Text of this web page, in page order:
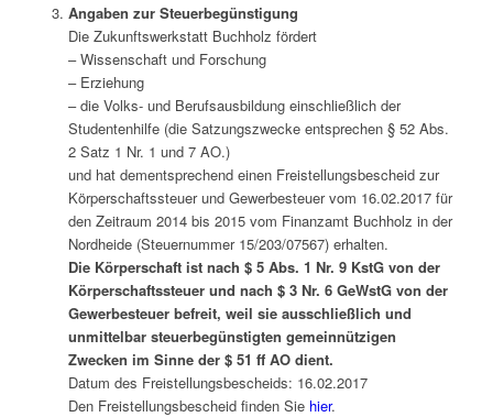
Angaben zur Steuerbegünstigung
Die Zukunftswerkstatt Buchholz fördert
– Wissenschaft und Forschung
– Erziehung
– die Volks- und Berufsausbildung einschließlich der
Studentenhilfe (die Satzungszwecke entsprechen § 52 Abs.
2 Satz 1 Nr. 1 und 7 AO.)
und hat dementsprechend einen Freistellungsbescheid zur
Körperschaftssteuer und Gewerbesteuer vom 16.02.2017 für
den Zeitraum 2014 bis 2015 vom Finanzamt Buchholz in der
Nordheide (Steuernummer 15/203/07567) erhalten.
Die Körperschaft ist nach $ 5 Abs. 1 Nr. 9 KstG von der
Körperschaftssteuer und nach $ 3 Nr. 6 GeWstG von der
Gewerbesteuer befreit, weil sie ausschließlich und
unmittelbar steuerbegünstigten gemeinnützigen
Zwecken im Sinne der $ 51 ff AO dient.
Datum des Freistellungsbescheids: 16.02.2017
Den Freistellungsbescheid finden Sie hier.